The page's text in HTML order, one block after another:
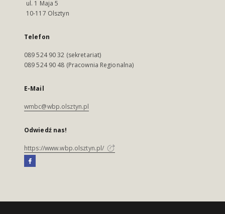
ul. 1 Maja 5
10-117 Olsztyn
Telefon
089 524 90 32 (sekretariat)
089 524 90 48 (Pracownia Regionalna)
E-Mail
wmbc@wbp.olsztyn.pl
Odwiedź nas!
https://www.wbp.olsztyn.pl/